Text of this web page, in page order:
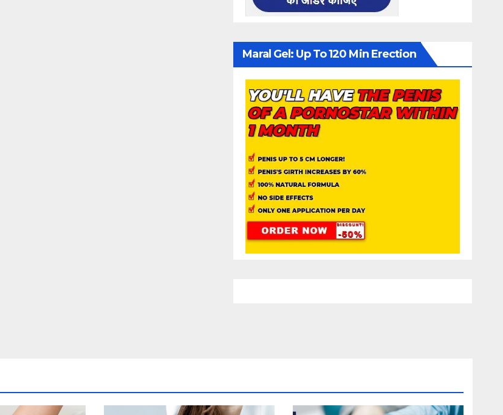
Maral Gel: Up To 120 Min Erection